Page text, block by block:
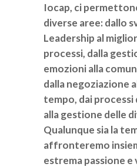
Iocap, ci
diverse aree: dallo
Leadership al
processi, dalla
emozioni alla
dalla negoziazione
tempo, dai processi
alla gestione delle
Qualunque sia la
affronteremo
estrema passione e